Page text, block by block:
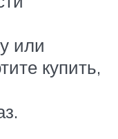
или
купить,